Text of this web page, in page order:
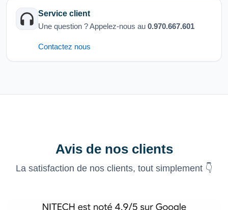
Service client
Une question ? Appelez-nous au 0.970.667.601
Contactez nous
Avis de nos clients
La satisfaction de nos clients, tout simplement 👇